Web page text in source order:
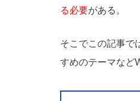
る必要がある。
そこでこの記事で
すめのテーマなど